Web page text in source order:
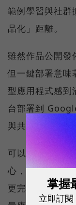
範例學習與社
品化」距離。
雖然作品公開發
但一鍵部署意味
型應用程式感到
台部署到
與共享的即時
可以說，
心，並押注
更完整的上線管
掌握
立即訂